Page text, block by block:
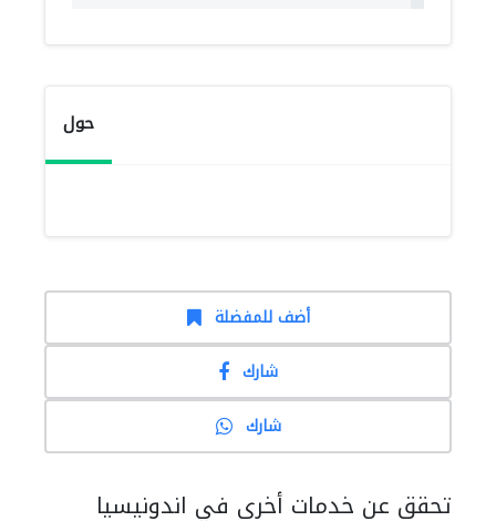
حول
أضف للمفضلة
شارك
شارك
تحقق عن خدمات أخرى في اندونيسيا